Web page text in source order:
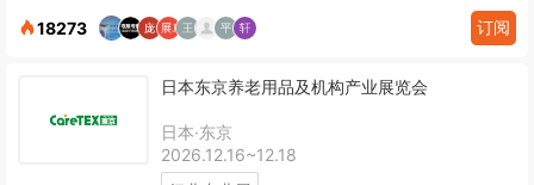
18273 订阅
日本东京养老用品及机构产业展览会
日本·东京
2026.12.16~12.18